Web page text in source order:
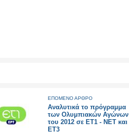
ΕΠΟΜΕΝΟ ΑΡΘΡΟ
Aναλυτικά το πρόγραμμα
των Ολυμπιακών Αγώνων
του 2012 σε ΕΤ1 - ΝΕΤ και
ΕΤ3